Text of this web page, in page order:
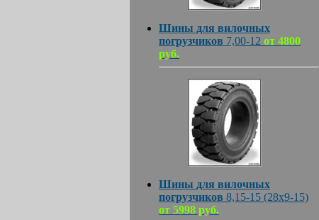
Шины для вилочных
погрузчиков 7,00-12 от 4800
руб.
Шины для вилочных
погрузчиков 8,15-15 (28х9-15)
от 5998 руб.